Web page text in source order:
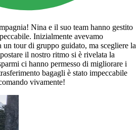
Nina e il suo team hanno gestito
Inizialmente avevamo
un tour di gruppo guidato, ma scegliere la
il nostro ritmo si è rivelata la
ci hanno permesso di migliorare i
bagagli è stato impeccabile
vivamente!